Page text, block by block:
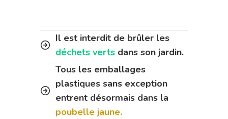
Il est interdit de brûler les
déchets verts dans son jardin.
Tous les emballages
plastiques sans exception
entrent désormais dans la
poubelle jaune.